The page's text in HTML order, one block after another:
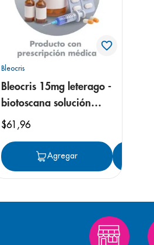
Bleocris
Bleocris 15mg leterago -
biotoscana solución
inyectable
$61 ,96
Agregar